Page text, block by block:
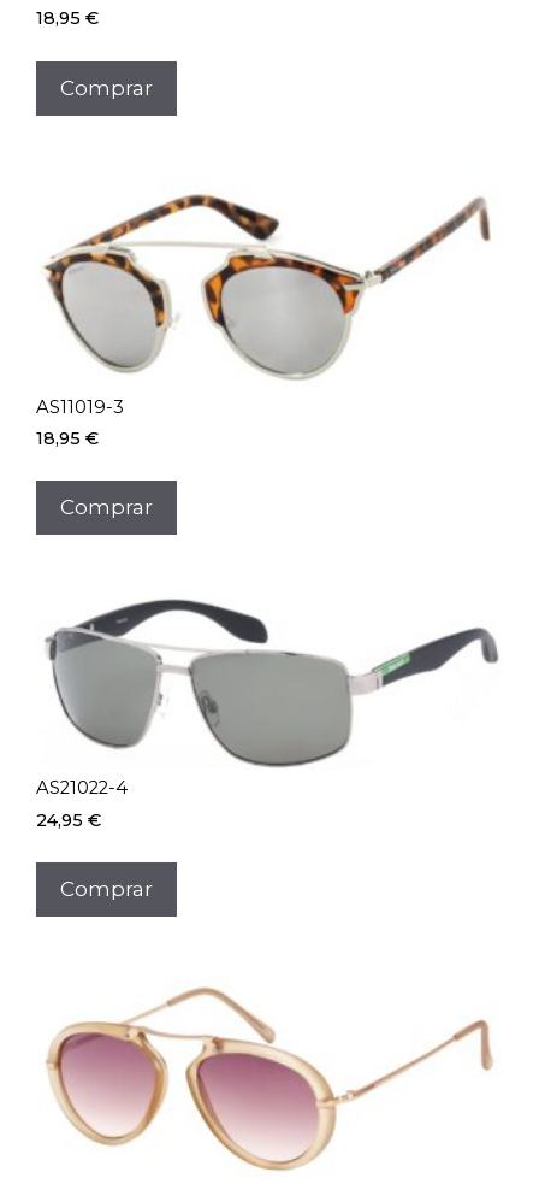
18,95 €
Comprar
AS11019-3
18,95 €
Comprar
AS21022-4
24,95 €
Comprar